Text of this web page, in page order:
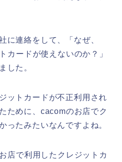
に連絡をして、「なぜ、
カードが使えないのか？」
した。
ットカードが不正利用され
ために、cacomのお店でク
ったみたいなんですよね。
店で利用したクレジットカ